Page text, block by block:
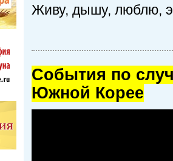
Живу, дышу, люблю,
Cобытия по
Южной Корее